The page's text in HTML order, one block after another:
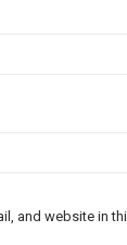
and website in